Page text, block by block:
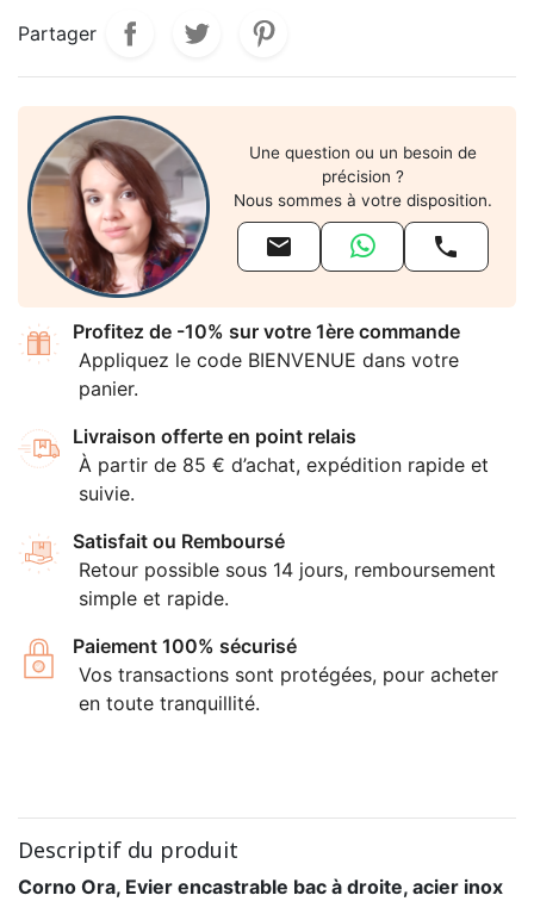
Partager
Une question ou un besoin de
précision ?
Nous sommes à votre disposition.
 
Profitez de -10% sur votre 1ère commande
Appliquez le code BIENVENUE dans votre
panier.
Livraison offerte en point relais
À partir de 85 € d’achat, expédition rapide et
suivie.
Satisfait ou Remboursé
Retour possible sous 14 jours, remboursement
simple et rapide.
Paiement 100% sécurisé
Vos transactions sont protégées, pour acheter
en toute tranquillité.
Descriptif du produit
Corno Ora, Evier encastrable bac à droite, acier inox